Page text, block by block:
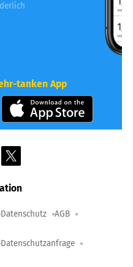
tanken App
Datenschutz AGB
Datenschutzanfrage